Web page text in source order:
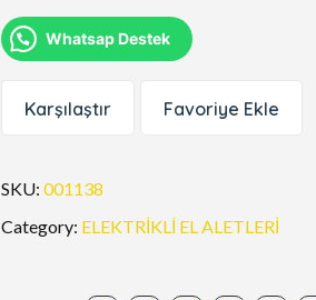
Whatsap Destek
Karşılaştır Favoriye Ekle
SKU:001138
Category: ELEKTRİKLİ EL ALETLERİ